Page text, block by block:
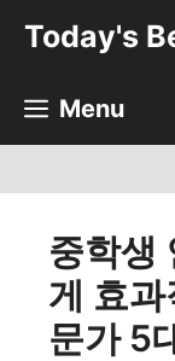
뛰
Today's
Menu
중학생
게 효
문가 5